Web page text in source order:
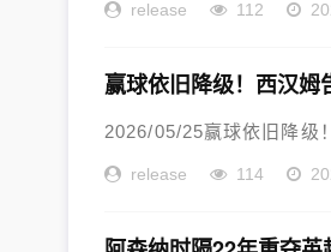
release 112
赢球依旧降级！西汉姆
2026/05/25赢球依旧降级
release 114